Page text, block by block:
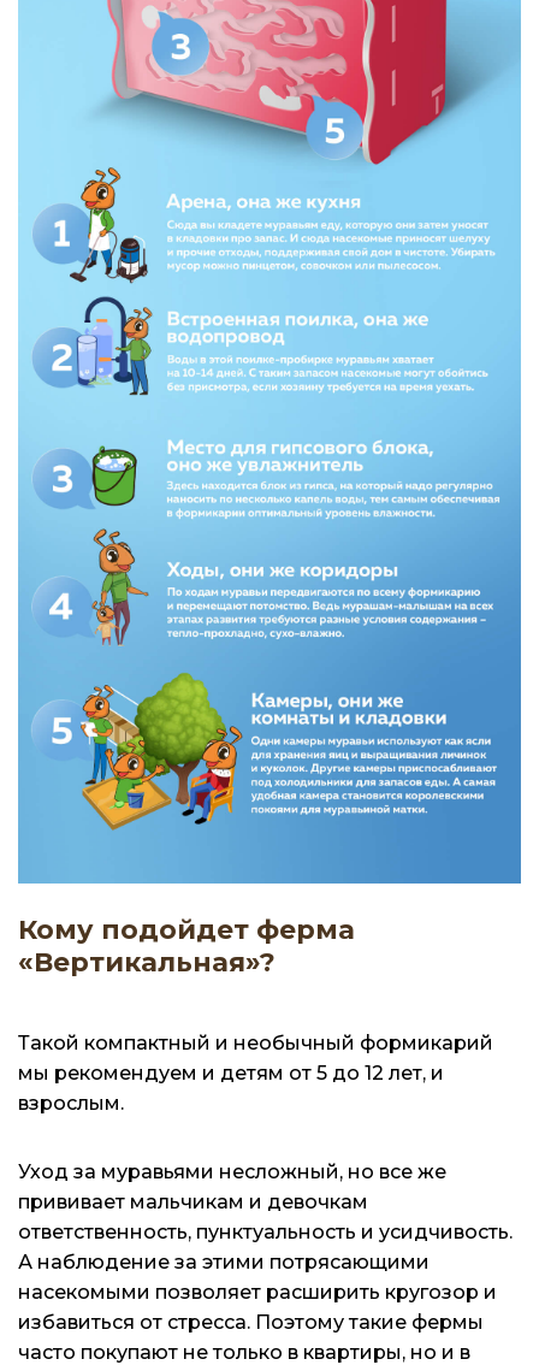
Кому подойдет ферма
«Вертикальная»?
Такой компактный и необычный формикарий
мы рекомендуем и детям от 5 до 12 лет, и
взрослым.
Уход за муравьями несложный, но все же
прививает мальчикам и девочкам
ответственность, пунктуальность и усидчивость.
А наблюдение за этими потрясающими
насекомыми позволяет расширить кругозор и
избавиться от стресса. Поэтому такие фермы
часто покупают не только в квартиры, но и в